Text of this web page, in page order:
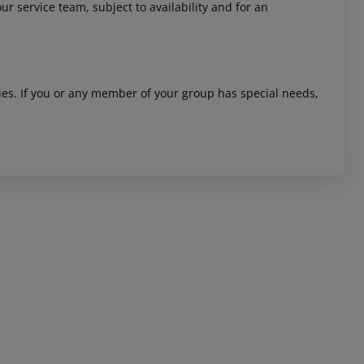
service team, subject to availability and for an
If you or any member of your group has special needs,